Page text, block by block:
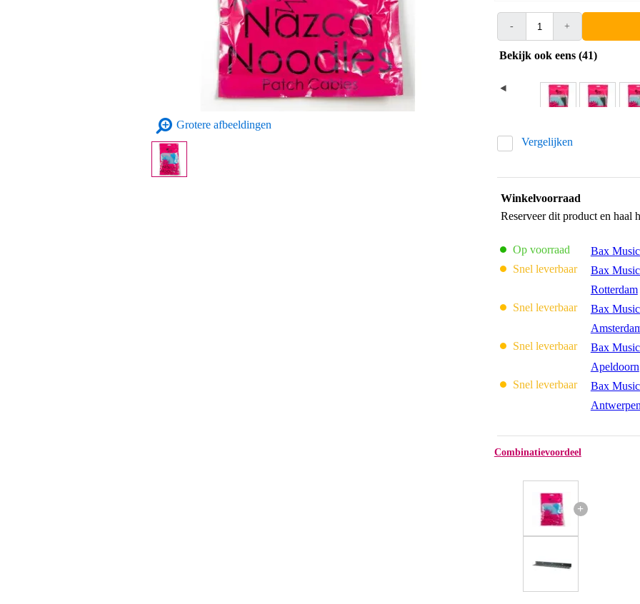
Grotere afbeeldingen
- +
Bekijk ook eens (41)
Vergelijken
Winkelvoorraad
Reserveer dit product en haal
Op voorraad Bax
Snel leverbaar
Bax
Rotterdam
Snel leverbaar
Bax
Snel leverbaar
Bax
Apeldoorn
Snel leverbaar
Bax
Antwerpen
Combinatievoordeel
+